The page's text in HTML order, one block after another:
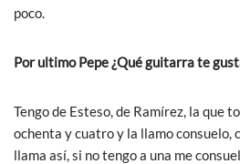
poco.
Por ultimo Pepe ¿Qué guitarra te
Tengo de Esteso, de Ramírez, la que
ochenta y cuatro y la llamo consuelo,
llama así, si no tengo a una me